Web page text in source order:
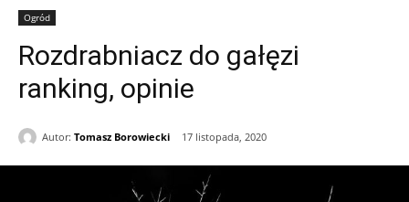
Ogród
Rozdrabniacz do gałęzi
ranking, opinie
Autor: Tomasz Borowiecki 17 listopada, 2020